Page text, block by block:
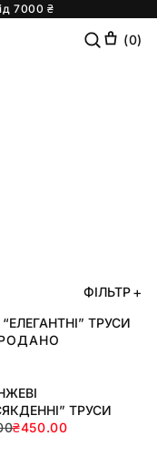
7000 ₴
(0)
ФІЛЬТР
ТРУСИ
ТРУСИ
₴450.00